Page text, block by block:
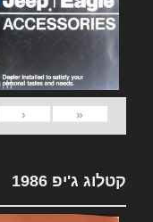
«
‹
קטלוג ג'יפ 1986